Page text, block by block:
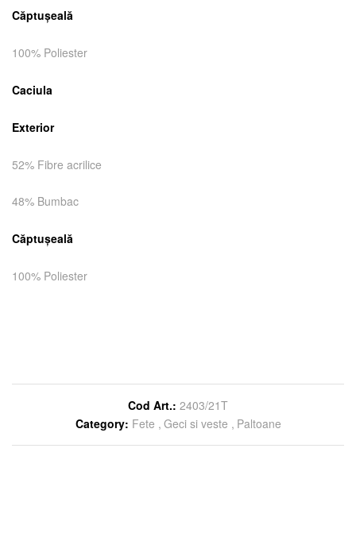
Căptuşeală
100% Poliester
Caciula
Exterior
52% Fibre acrilice
48% Bumbac
Căptuşeală
100% Poliester
Cod Art.: 2403/21T
Category: Fete Geci si veste Paltoane